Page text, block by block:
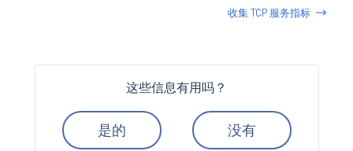
收集 TCP 服务指标
这些信息有用吗？
是的 没有